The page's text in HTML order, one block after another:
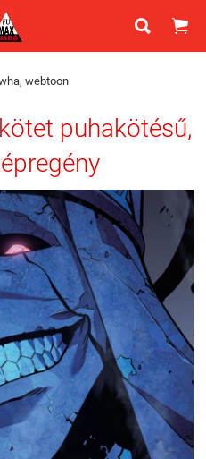
 
webtoon
puhakötésű,